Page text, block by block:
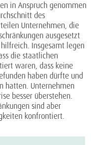
in Anspruch genommen
des
Unternehmen, die
ausgesetzt
Insgesamt legen
die staatlichen
waren, dass keine
haben dürfte und
hatten. Unternehmen
besser überstehen.
sind aber
konfrontiert.